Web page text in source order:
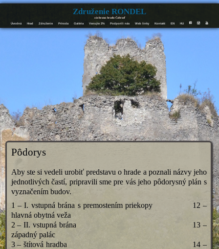
Združenie RONDEL
záchrana hradu Čabraď
Úvodná Hrad Združenie Príroda Galéria Venujte 2% Podporili nás Web linky Kontakt EN HU F I Y
Pôdorys
Aby ste si vedeli urobiť predstavu o hrade a poznali názvy jeho
jednotlivých častí, pripravili sme pre vás jeho pôdorysný plán s
vyznačením budov.
1 – I. vstupná brána s premostením priekopy 12 –
hlavná obytná veža
2 – II. vstupná brána 13 –
západný palác
3 – štítová hradba 14 –